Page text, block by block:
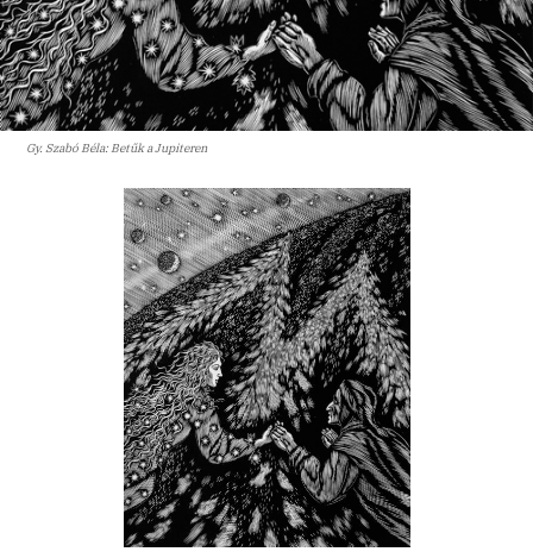
Gy. Szabó Béla: Betűk a Jupiteren